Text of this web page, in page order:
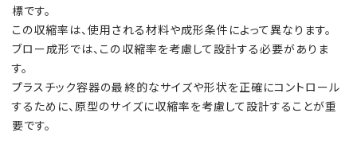
標です。
この収縮率は、使用される材料や成形条件によって異なります。
ブロー成形では、この収縮率を考慮して設計する必要がありま
す。
プラスチック容器の最終的なサイズや形状を正確にコントロール
するために、原型のサイズに収縮率を考慮して設計することが重
要です。